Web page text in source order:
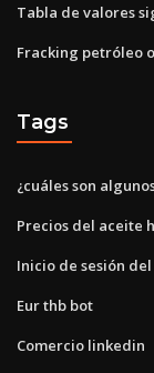
Tabla de valores
Fracking petróleo
Tags
¿cuáles son
Precios del aceite
Inicio de sesión
Eur thb bot
Comercio linkedin